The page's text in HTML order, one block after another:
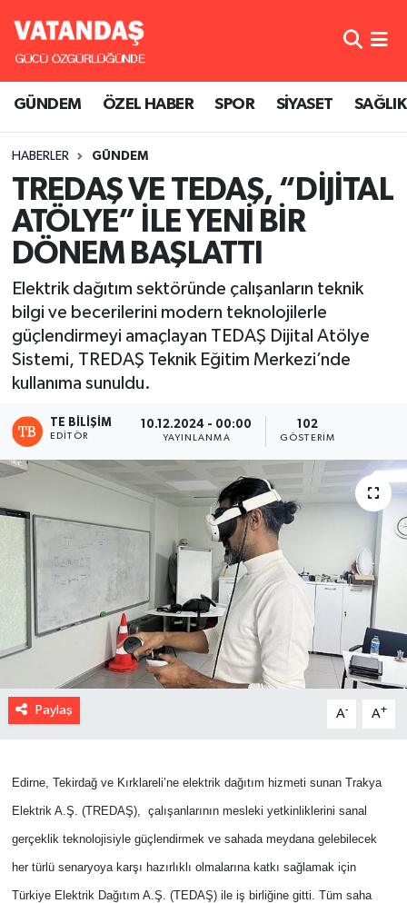
GÜNDEM ÖZEL HABER SPOR SİYASET SAĞLIK
HABERLER GÜNDEM
TREDAŞ VE TEDAŞ, “DİJİTAL
ATÖLYE” İLE YENİ BİR
DÖNEM BAŞLATTI
Elektrik dağıtım sektöründe çalışanların teknik
bilgi ve becerilerini modern teknolojilerle
güçlendirmeyi amaçlayan TEDAŞ Dijital Atölye
Sistemi, TREDAŞ Teknik Eğitim Merkezi’nde
kullanıma sunuldu.
TE BILIŞIM
EDITÖR
10.12.2024 - 00:00
YAYINLANMA
102
GÖSTERIM
Paylaş A- A+
Edirne, Tekirdağ ve Kırklareli’ne elektrik dağıtım hizmeti sunan Trakya
Elektrik A.Ş. (TREDAŞ), çalışanlarının mesleki yetkinliklerini sanal
gerçeklik teknolojisiyle güçlendirmek ve sahada meydana gelebilecek
her türlü senaryoya karşı hazırlıklı olmalarına katkı sağlamak için
Türkiye Elektrik Dağıtım A.Ş. (TEDAŞ) ile iş birliğine gitti. Tüm saha
GÜNDEM
SPOR
SİYASET
SAĞLIK
Hava Durumu
Süper Lig Puan Durumu ve Fikstür
Tüm Manşetler
Son Dakika Haberleri
Haber Arşivi